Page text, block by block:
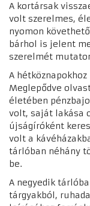
A kortársak
volt szerelmes,
nyomon
bárhol is jelent
szerelmét
A
Meglepődve
életében
volt, saját lakása
újságíróként
volt a
tárlóban néhány
be.
A negyedik
tárgyakból,